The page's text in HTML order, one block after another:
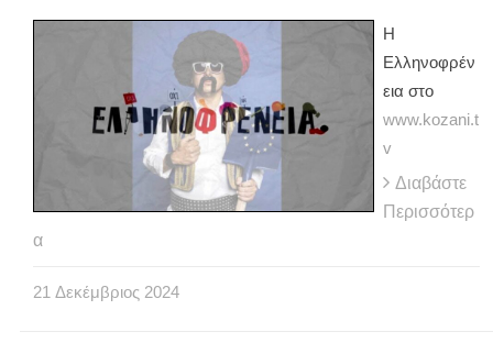
Η
Ελληνοφρέν
εια στο
www.kozani.t
v
Διαβάστε
Περισσότερ
α
21 Δεκέμβριος 2024